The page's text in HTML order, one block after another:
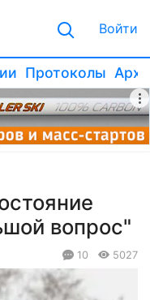
Войти
Протоколы
вопрос"
10 5027